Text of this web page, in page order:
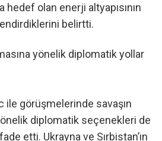
hedef olan enerji altyapısının
belirtti.
yönelik diplomatik yollar
ile görüşmelerinde savaşın
diplomatik seçenekleri de
etti. Ukrayna ve Sırbistan’ın